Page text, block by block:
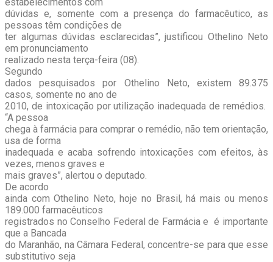
dúvidas e, somente com a presença do farmacêutico, as
pessoas têm condições de
ter algumas dúvidas esclarecidas”, justificou Othelino Neto
em pronunciamento
realizado nesta terça-feira (08).
Segundo
dados pesquisados por Othelino Neto, existem 89.375
casos, somente no ano de
2010, de intoxicação por utilização inadequada de remédios.
“A pessoa
chega à farmácia para comprar o remédio, não tem orientação,
usa de forma
inadequada e acaba sofrendo intoxicações com efeitos, às
vezes, menos graves e
mais graves”, alertou o deputado.
De acordo
ainda com Othelino Neto, hoje no Brasil, há mais ou menos
189.000 farmacêuticos
registrados no Conselho Federal de Farmácia e é importante
que a Bancada
do Maranhão, na Câmara Federal, concentre-se para que esse
substitutivo seja